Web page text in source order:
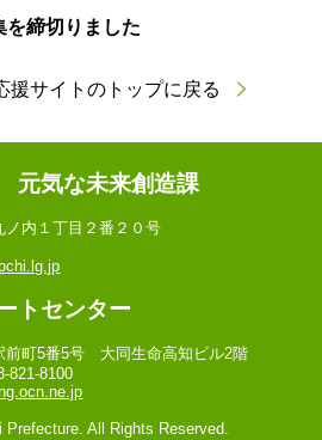
を締切りました
援サイトのトップに戻る
元気な未来創造課
ノ内１丁目２番２０号
トセンター
前町5番5号 大同生命高知ビル2階
821-8100
All Rights Reserved.